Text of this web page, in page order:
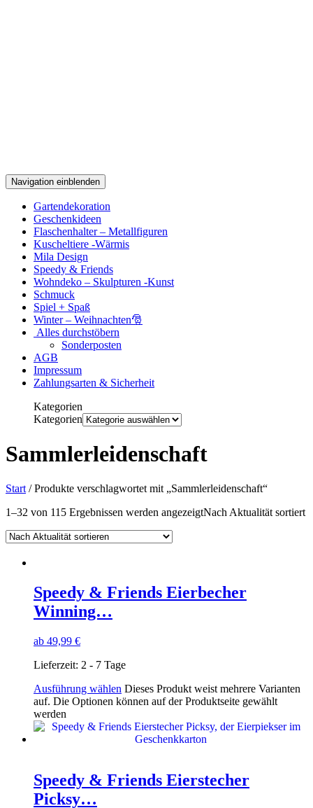
Navigation einblenden
Gartendekoration
Geschenkideen
Flaschenhalter – Metallfiguren
Kuscheltiere -Wärmis
Mila Design
Speedy & Friends
Wohndeko – Skulpturen -Kunst
Schmuck
Spiel + Spaß
Winter – Weihnachten🎅
Alles durchstöbern
Sonderposten
AGB
Impressum
Zahlungsarten & Sicherheit
Kategorien
Kategorien
Sammlerleidenschaft
Start / Produkte verschlagwortet mit „Sammlerleidenschaft“
1–32 von 115 Ergebnissen werden angezeigtNach Aktualität sortiert
Speedy & Friends Eierbecher
Winning…
ab 49,99 €
Lieferzeit: 2 - 7 Tage
Ausführung wählen Dieses Produkt weist mehrere Varianten
auf. Die Optionen können auf der Produktseite gewählt
werden
Speedy & Friends Eierstecher
Picksy…